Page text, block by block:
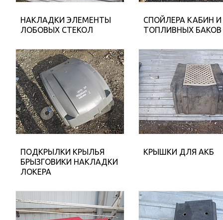
НАКЛАДКИ ЭЛЕМЕНТЫ
ЛОБОВЫХ СТЕКОЛ
СПОЙЛЕРА КАБИН И
ТОПЛИВНЫХ БАКОВ
ПОДКРЫЛКИ КРЫЛЬЯ
БРЫЗГОВИКИ НАКЛАДКИ
ЛОКЕРА
КРЫШКИ ДЛЯ АКБ